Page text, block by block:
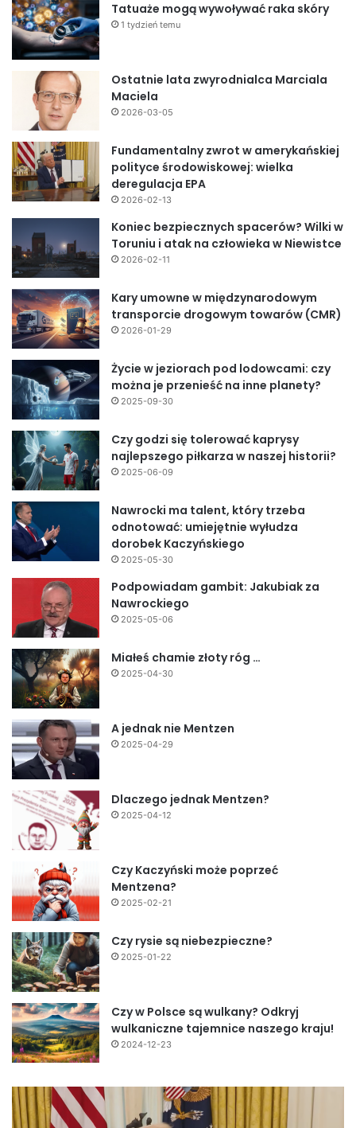
Tatuaże mogą wywoływać raka skóry
1 tydzień temu
Ostatnie lata zwyrodnialca Marciala
Maciela
2026-03-05
Fundamentalny zwrot w amerykańskiej
polityce środowiskowej: wielka
deregulacja EPA
2026-02-13
Koniec bezpiecznych spacerów? Wilki w
Toruniu i atak na człowieka w Niewistce
2026-02-11
Kary umowne w międzynarodowym
transporcie drogowym towarów (CMR)
2026-01-29
Życie w jeziorach pod lodowcami: czy
można je przenieść na inne planety?
2025-09-30
Czy godzi się tolerować kaprysy
najlepszego piłkarza w naszej historii?
2025-06-09
Nawrocki ma talent, który trzeba
odnotować: umiejętnie wyłudza
dorobek Kaczyńskiego
2025-05-30
Podpowiadam gambit: Jakubiak za
Nawrockiego
2025-05-06
Miałeś chamie złoty róg …
2025-04-30
A jednak nie Mentzen
2025-04-29
Dlaczego jednak Mentzen?
2025-04-12
Czy Kaczyński może poprzeć
Mentzena?
2025-02-21
Czy rysie są niebezpieczne?
2025-01-22
Czy w Polsce są wulkany? Odkryj
wulkaniczne tajemnice naszego kraju!
2024-12-23
Fundamentalny
zwrot